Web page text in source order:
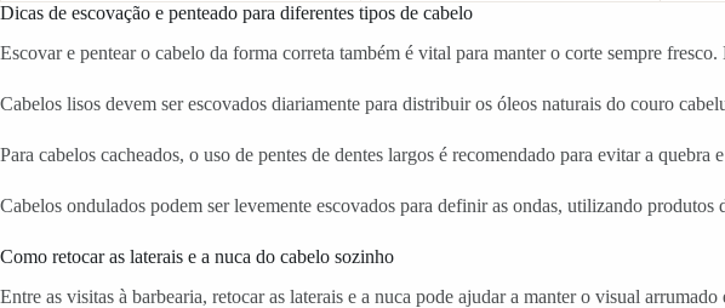
Dicas de escovação e penteado para diferentes tipos de cabelo
Escovar e pentear o cabelo da forma correta também é vital para manter o corte sempre
Cabelos lisos devem ser escovados diariamente para distribuir os óleos naturais do couro
Para cabelos cacheados, o uso de pentes de dentes largos é recomendado para evitar a
Cabelos ondulados podem ser levemente escovados para definir as ondas, utilizando produtos
Como retocar as laterais e a nuca do cabelo sozinho
Entre as visitas à barbearia, retocar as laterais e a nuca pode ajudar a manter o visual